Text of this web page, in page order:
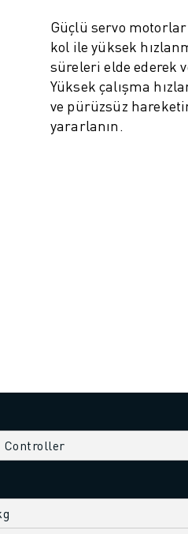
Güçlü servo
kol ile yüksek
süreleri elde ederek
Yüksek çalışma
ve pürüzsüz
yararlanın.
Controller